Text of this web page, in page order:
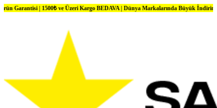
| 1500₺ ve Üzeri Kargo BEDAVA | Dünya Markalarında Büyük İndirimler